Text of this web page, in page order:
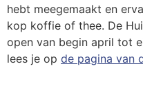
hebt meegemaakt en
kop koffie of thee. De
open van begin april tot
lees je op de pagina van